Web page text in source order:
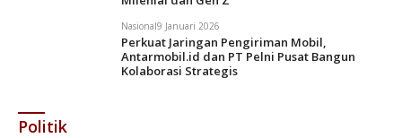
Nasional9 Januari 2026
Perkuat Jaringan Pengiriman Mobil,
Antarmobil.id dan PT Pelni Pusat Bangun
Kolaborasi Strategis
Politik